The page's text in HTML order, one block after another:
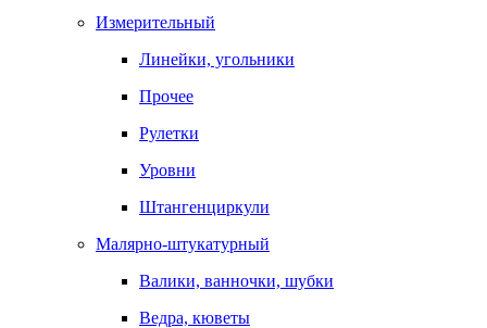
Измерительный
Линейки, угольники
Прочее
Рулетки
Уровни
Штангенциркули
Малярно-штукатурный
Валики, ванночки, шубки
Ведра, кюветы